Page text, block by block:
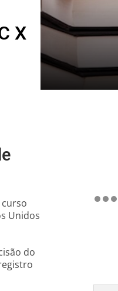
X
Unidos
do